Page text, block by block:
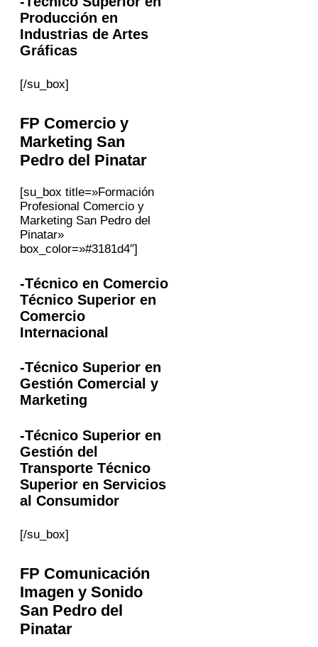
Producción en
Industrias de Artes
Gráficas
[/su_box]
FP Comercio y
Marketing San
Pedro del Pinatar
[su_box title=»Formación
Profesional Comercio y
Marketing San Pedro del
Pinatar»
box_color=»#3181d4″]
-Técnico en Comercio
Técnico Superior en
Comercio
Internacional
-Técnico Superior en
Gestión Comercial y
Marketing
-Técnico Superior en
Gestión del
Transporte Técnico
Superior en Servicios
al Consumidor
[/su_box]
FP Comunicación
Imagen y Sonido
San Pedro del
Pinatar